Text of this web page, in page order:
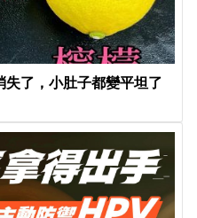
了，小肚子都變平坦了